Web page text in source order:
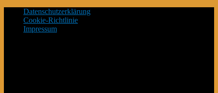
Datenschutzerklärung
Cookie-Richtlinie
Impressum